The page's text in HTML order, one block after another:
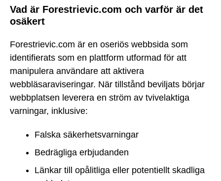
Vad är Forestrievic.com och varför är det
osäkert
Forestrievic.com är en oseriös webbsida som
identifierats som en plattform utformad för att
manipulera användare att aktivera
webbläsaraviseringar. När tillstånd beviljats börjar
webbplatsen leverera en ström av tvivelaktiga
varningar, inklusive:
Falska säkerhetsvarningar
Bedrägliga erbjudanden
Länkar till opålitliga eller potentiellt skadliga